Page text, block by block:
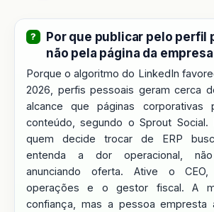
Por que publicar pelo perfil
não pela página da
Porque o algoritmo do LinkedIn
2026, perfis pessoais geram cerca
alcance que páginas corporativas
conteúdo, segundo o Sprout Social.
quem decide trocar de ERP
entenda a dor operacional,
anunciando oferta. Ative o
operações e o gestor fiscal. A
confiança, mas a pessoa empresta